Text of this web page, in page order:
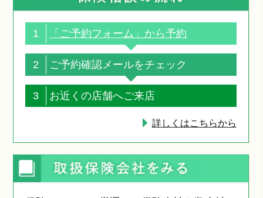
1 「ご予約フォーム」から予約
2 ご予約確認メールをチェック
3 お近くの店舗へご来店
詳しくはこちらから